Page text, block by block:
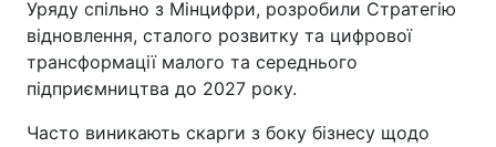
Уряду спільно з Мінцифри, розробили Стратегію
відновлення, сталого розвитку та цифрової
трансформації малого та середнього
підприємництва до 2027 року.
Часто виникають скарги з боку бізнесу щодо